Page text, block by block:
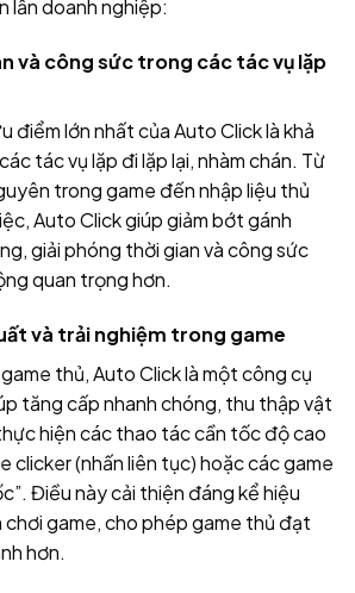
lẫn doanh nghiệp:
và công sức trong các tác vụ lặp
điểm lớn nhất của Auto Click là khả
tác vụ lặp đi lặp lại, nhàm chán. Từ
trong game đến nhập liệu thủ
Auto Click giúp giảm bớt gánh
giải phóng thời gian và công sức
quan trọng hơn.
và trải nghiệm trong game
thủ, Auto Click là một công cụ
tăng cấp nhanh chóng, thu thập vật
hiện các thao tác cần tốc độ cao
clicker (nhấn liên tục) hoặc các game
Điều này cải thiện đáng kể hiệu
chơi game, cho phép game thủ đạt
hơn.